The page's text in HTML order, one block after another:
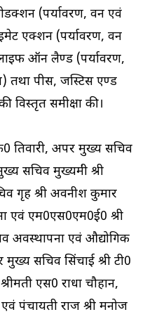
(पर्यावरण, वन एवं
एक्शन (पर्यावरण, वन
ऑन लैण्ड (पर्यावरण,
तथा पीस, जस्टिस एण्ड
विस्तृत समीक्षा की।
तिवारी, अपर मुख्य सचिव
सचिव मुख्यमंत्री श्री
गृह श्री अवनीश कुमार
एवं एम0एस0एम0ई0 श्री
अवस्थापना एवं औद्योगिक
सचिव सिंचाई श्री टी0
एस0 राधा चौहान,
पंचायती राज श्री मनोज